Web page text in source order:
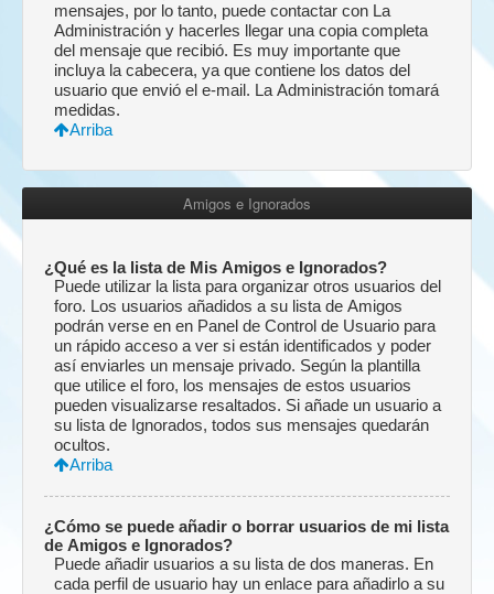
mensajes, por lo tanto, puede contactar con La
Administración y hacerles llegar una copia completa
del mensaje que recibió. Es muy importante que
incluya la cabecera, ya que contiene los datos del
usuario que envió el e-mail. La Administración tomará
medidas.
Arriba
Amigos e Ignorados
¿Qué es la lista de Mis Amigos e Ignorados?
Puede utilizar la lista para organizar otros usuarios del
foro. Los usuarios añadidos a su lista de Amigos
podrán verse en en Panel de Control de Usuario para
un rápido acceso a ver si están identificados y poder
así enviarles un mensaje privado. Según la plantilla
que utilice el foro, los mensajes de estos usuarios
pueden visualizarse resaltados. Si añade un usuario a
su lista de Ignorados, todos sus mensajes quedarán
ocultos.
Arriba
¿Cómo se puede añadir o borrar usuarios de mi lista
de Amigos e Ignorados?
Puede añadir usuarios a su lista de dos maneras. En
cada perfil de usuario hay un enlace para añadirlo a su